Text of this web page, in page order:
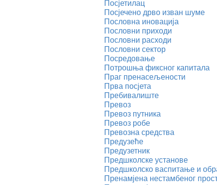
Посјетилац
Посјечено дрво изван шуме
Пословна иновација
Пословни приходи
Пословни расходи
Пословни сектор
Посредовање
Потрошња фиксног капитала
Праг пренасељености
Прва посјета
Пребивалиште
Превоз
Превоз путника
Превоз робе
Превозна средства
Предузеће
Предузетник
Предшколске установе
Предшколско васпитање и
Пренамјена нестамбеног